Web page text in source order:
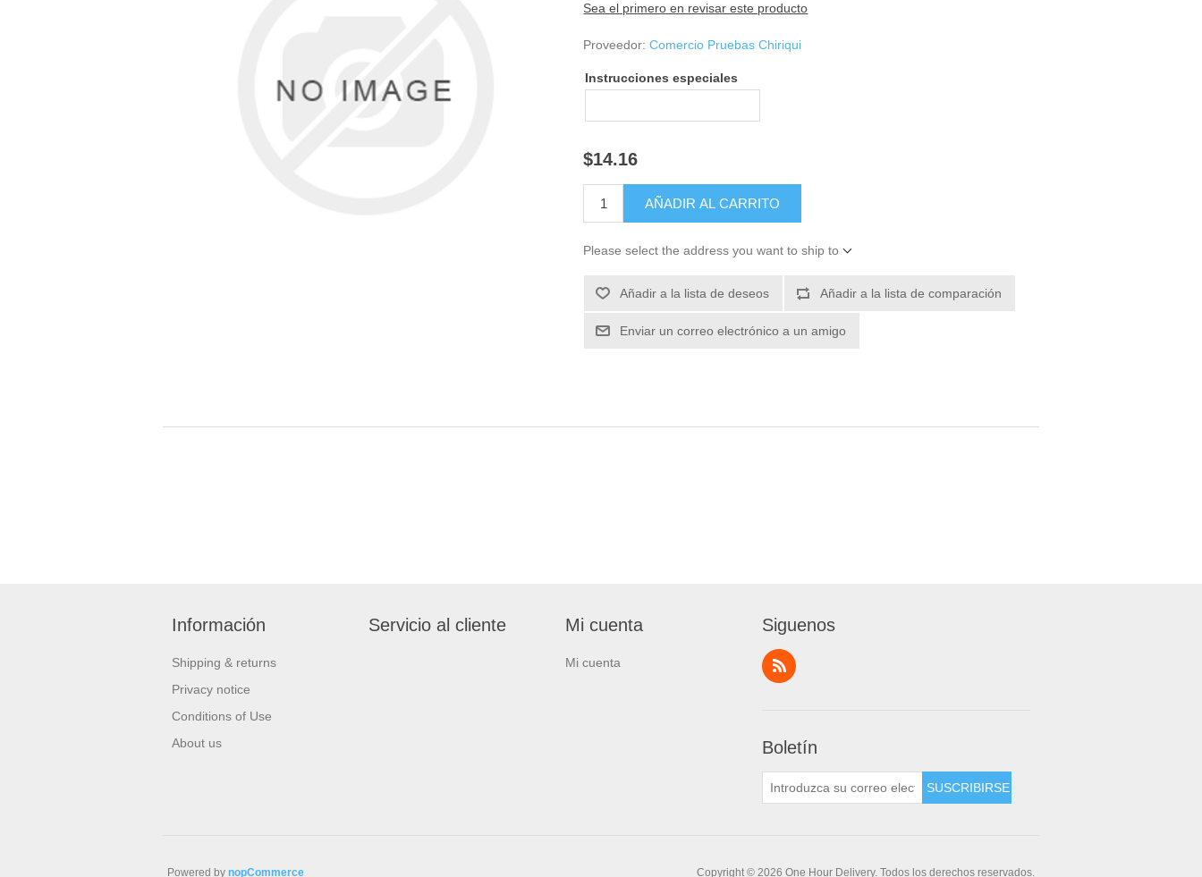
Sea el primero en revisar este producto
Proveedor: Comercio Pruebas Chiriqui
Instrucciones especiales
$14.16
Please select the address you want to ship to
Información
Shipping & returns
Privacy notice
Conditions of Use
About us
Servicio al cliente Mi cuenta
Mi cuenta
Siguenos
Boletín
Copyright © 2026 One Hour Delivery. Todos los derechos reservados.
Powered by nopCommerce